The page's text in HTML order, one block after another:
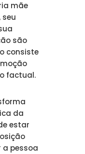
mãe
são
consiste
factual.
da
estar
a pessoa